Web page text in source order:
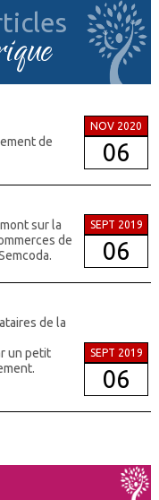
de
NOV 2020
06
sur la
de
SEPT 2019
06
de la
un petit
SEPT 2019
06